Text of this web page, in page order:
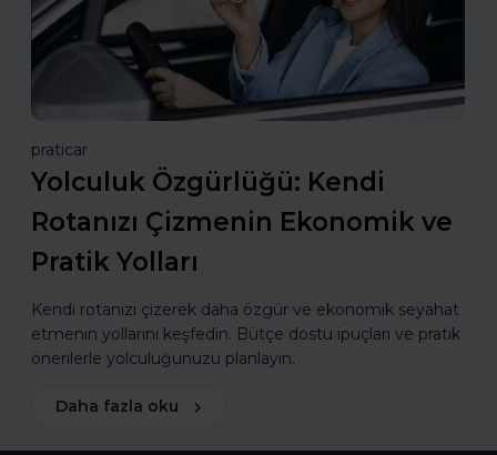
praticar
Yolculuk Özgürlüğü: Kendi
Rotanızı Çizmenin Ekonomik ve
Pratik Yolları
Kendi rotanızı çizerek daha özgür ve ekonomik seyahat
etmenin yollarını keşfedin. Bütçe dostu ipuçları ve pratik
önerilerle yolculuğunuzu planlayın.
Daha fazla oku